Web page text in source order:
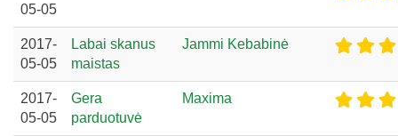
05-05
2017-
05-05
Labai skanus
maistas
Jammi Kebabinė
2017-
05-05
Gera
parduotuvė
Maxima